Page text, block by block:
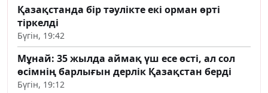
Қазақстанда бір тәулікте екі орман өрті
тіркелді
Бүгін, 19:42
Мұнай: 35 жылда аймақ үш есе өсті, ал сол
өсімнің барлығын дерлік Қазақстан берді
Бүгін, 19:12